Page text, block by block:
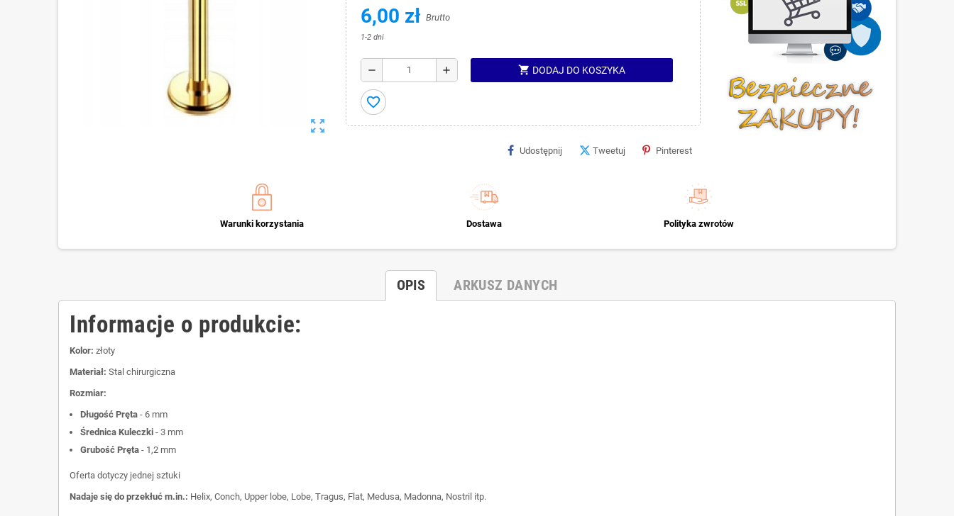
zoom_out_map
6,00 zł Brutto
1-2 dni
remove add shopping_cart DODAJ DO KOSZYKA
favorite_border
Udostępnij Tweetuj Pinterest
Warunki korzystania Dostawa Polityka zwrotów
OPIS ARKUSZ DANYCH
Informacje o produkcie:
Kolor: złoty
Materiał: Stal chirurgiczna
Rozmiar:
Długość Pręta - 6 mm
Średnica Kuleczki - 3 mm
Grubość Pręta - 1,2 mm
Oferta dotyczy jednej sztuki
Nadaje się do przekłuć m.in.: Helix, Conch, Upper lobe, Lobe, Tragus, Flat, Medusa, Madonna, Nostril itp.